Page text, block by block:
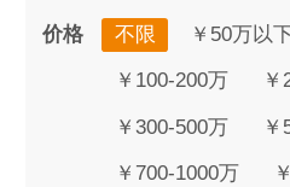
价格 不限 ￥50万以
￥100-200万 ￥
￥300-500万 ￥
￥700-1000万